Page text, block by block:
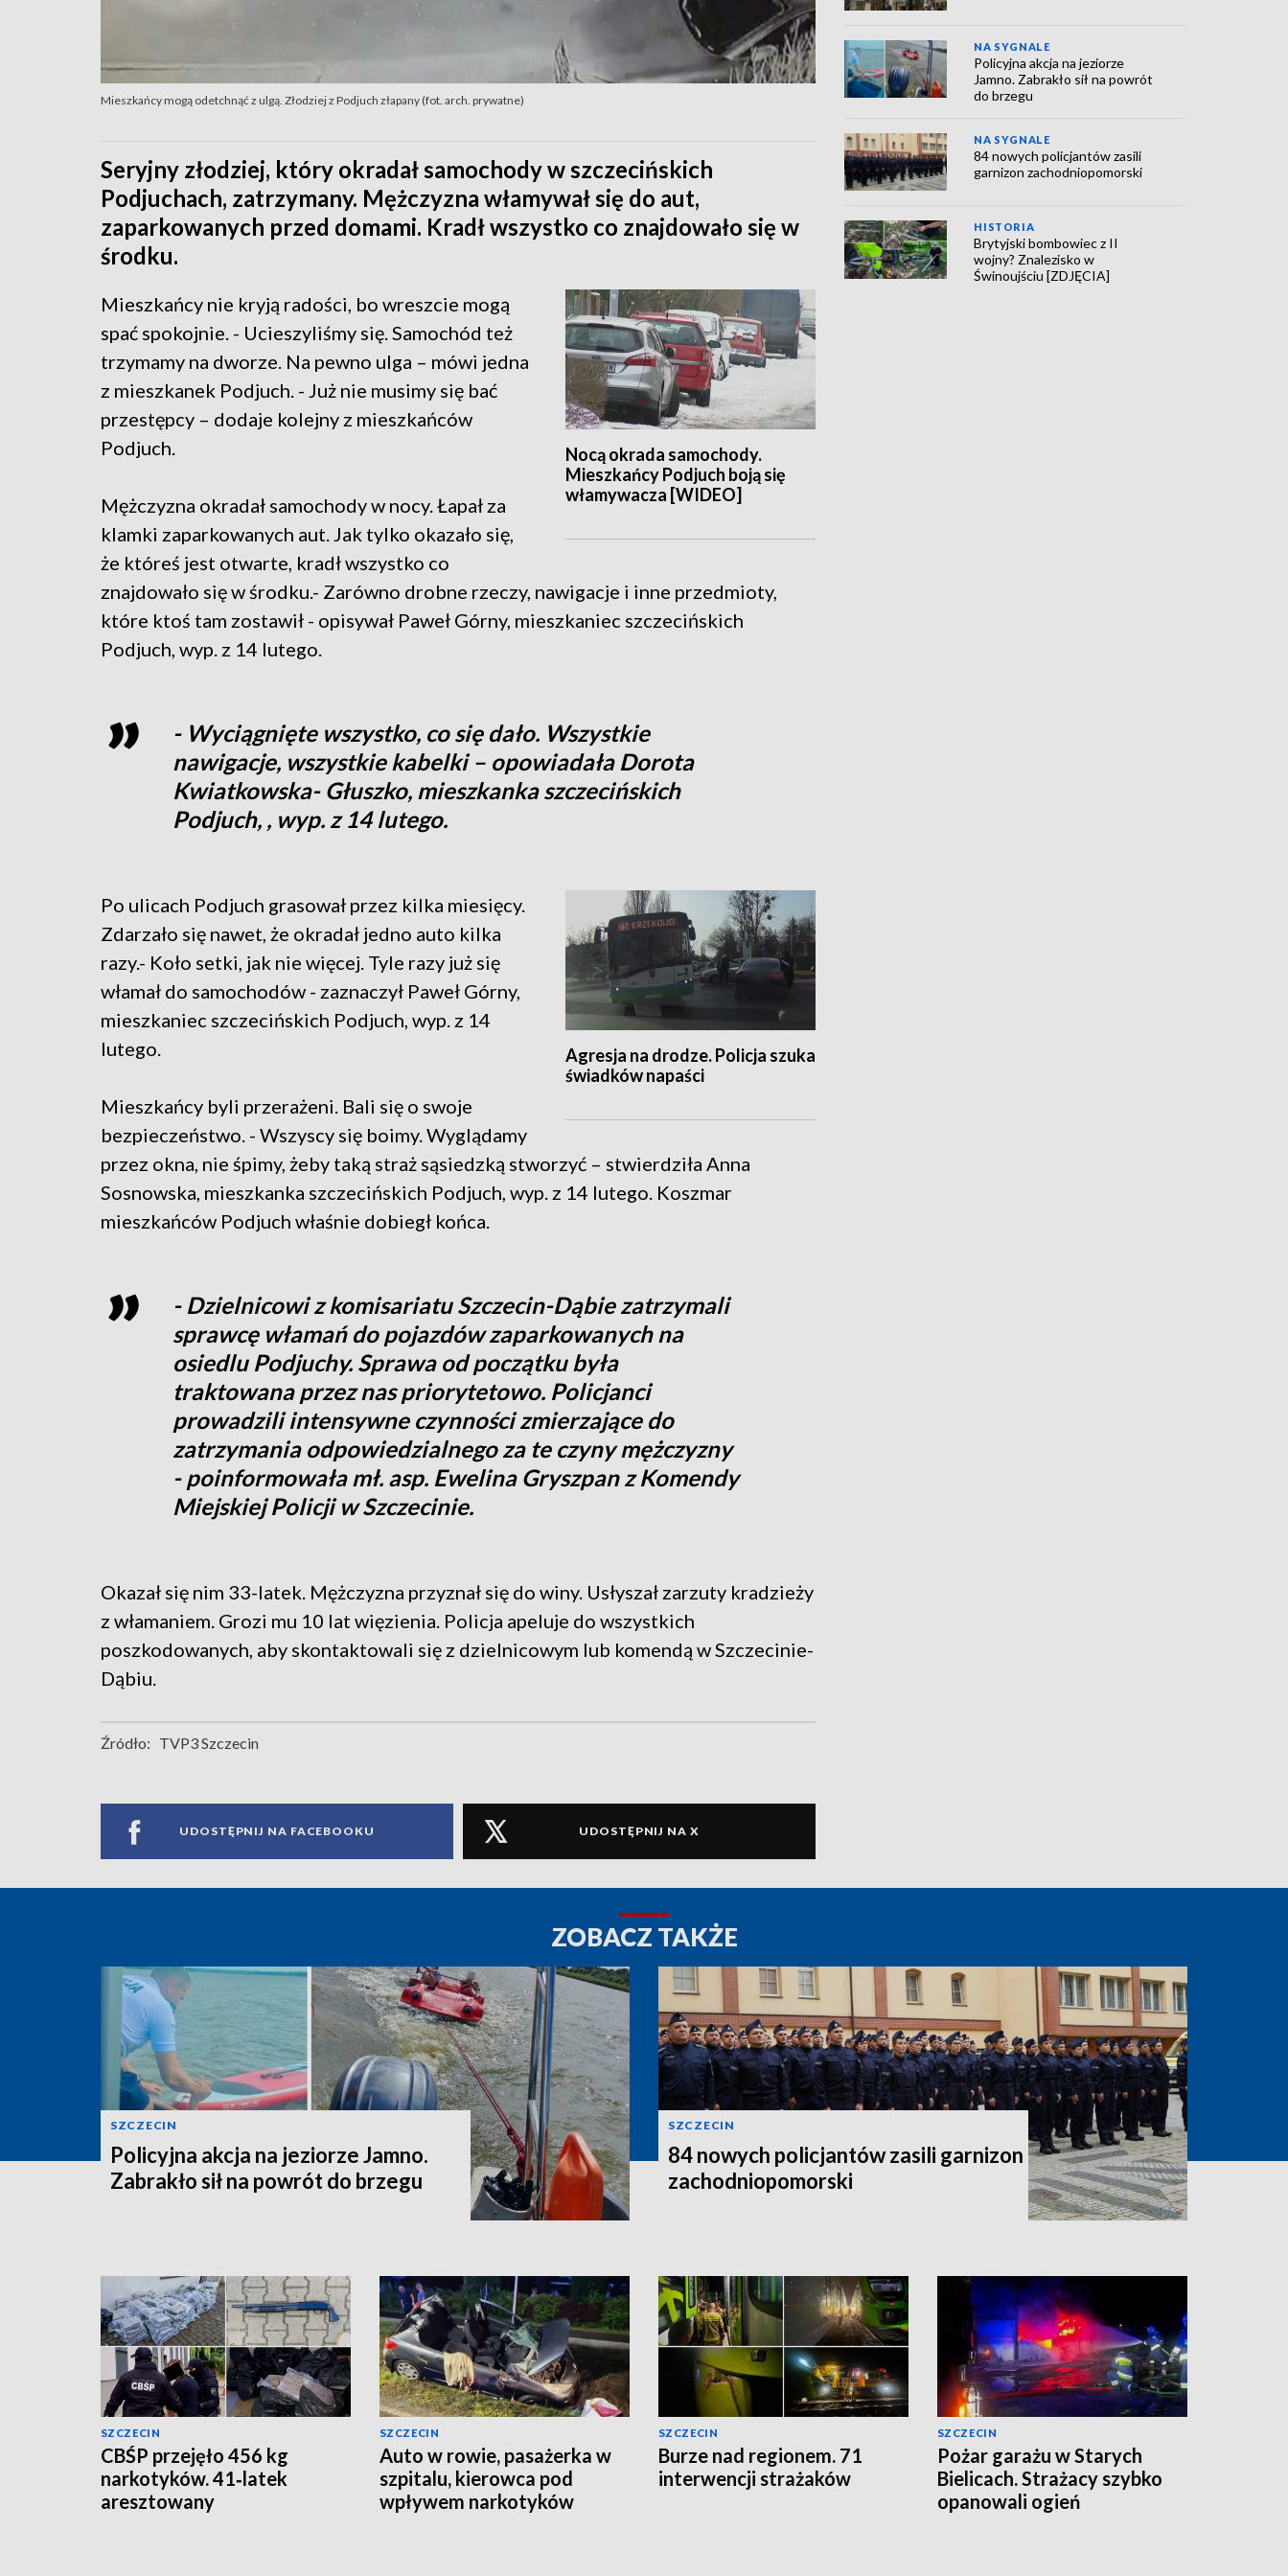
Mieszkańcy mogą odetchnąć z ulgą. Złodziej z Podjuch złapany (fot. arch. prywatne)
Seryjny złodziej, który okradał samochody w szczecińskich
Podjuchach, zatrzymany. Mężczyzna włamywał się do aut,
zaparkowanych przed domami. Kradł wszystko co znajdowało się w
środku.
Nocą okrada samochody.
Mieszkańcy Podjuch boją się
włamywacza [WIDEO]
Mieszkańcy nie kryją radości, bo wreszcie mogą
spać spokojnie. - Ucieszyliśmy się. Samochód też
trzymamy na dworze. Na pewno ulga – mówi jedna
z mieszkanek Podjuch. - Już nie musimy się bać
przestępcy – dodaje kolejny z mieszkańców
Podjuch.
Mężczyzna okradał samochody w nocy. Łapał za
klamki zaparkowanych aut. Jak tylko okazało się,
że któreś jest otwarte, kradł wszystko co
znajdowało się w środku.- Zarówno drobne rzeczy, nawigacje i inne przedmioty,
które ktoś tam zostawił - opisywał Paweł Górny, mieszkaniec szczecińskich
Podjuch, wyp. z 14 lutego.
- Wyciągnięte wszystko, co się dało. Wszystkie
nawigacje, wszystkie kabelki – opowiadała Dorota
Kwiatkowska- Głuszko, mieszkanka szczecińskich
Podjuch, , wyp. z 14 lutego.
Agresja na drodze. Policja szuka
świadków napaści
Po ulicach Podjuch grasował przez kilka miesięcy.
Zdarzało się nawet, że okradał jedno auto kilka
razy.- Koło setki, jak nie więcej. Tyle razy już się
włamał do samochodów - zaznaczył Paweł Górny,
mieszkaniec szczecińskich Podjuch, wyp. z 14
lutego.
Mieszkańcy byli przerażeni. Bali się o swoje
bezpieczeństwo. - Wszyscy się boimy. Wyglądamy
przez okna, nie śpimy, żeby taką straż sąsiedzką stworzyć – stwierdziła Anna
Sosnowska, mieszkanka szczecińskich Podjuch, wyp. z 14 lutego. Koszmar
mieszkańców Podjuch właśnie dobiegł końca.
- Dzielnicowi z komisariatu Szczecin-Dąbie zatrzymali
sprawcę włamań do pojazdów zaparkowanych na
osiedlu Podjuchy. Sprawa od początku była
traktowana przez nas priorytetowo. Policjanci
prowadzili intensywne czynności zmierzające do
zatrzymania odpowiedzialnego za te czyny mężczyzny
- poinformowała mł. asp. Ewelina Gryszpan z Komendy
Miejskiej Policji w Szczecinie.
Okazał się nim 33-latek. Mężczyzna przyznał się do winy. Usłyszał zarzuty kradzieży
z włamaniem. Grozi mu 10 lat więzienia. Policja apeluje do wszystkich
poszkodowanych, aby skontaktowali się z dzielnicowym lub komendą w Szczecinie-
Dąbiu.
Źródło: TVP3 Szczecin
UDOSTĘPNIJ NA FACEBOOKU UDOSTĘPNIJ NA X
NA SYGNALE
Policyjna akcja na jeziorze
Jamno. Zabrakło sił na powrót
do brzegu
NA SYGNALE
84 nowych policjantów zasili
garnizon zachodniopomorski
HISTORIA
Brytyjski bombowiec z II
wojny? Znalezisko w
Świnoujściu [ZDJĘCIA]
ZOBACZ TAKŻE
SZCZECIN
Policyjna akcja na jeziorze Jamno.
Zabrakło sił na powrót do brzegu
SZCZECIN
84 nowych policjantów zasili garnizon
zachodniopomorski
SZCZECIN
CBŚP przejęło 456 kg
narkotyków. 41‑latek
aresztowany
SZCZECIN
Auto w rowie, pasażerka w
szpitalu, kierowca pod
wpływem narkotyków
SZCZECIN
Burze nad regionem. 71
interwencji strażaków
SZCZECIN
Pożar garażu w Starych
Bielicach. Strażacy szybko
opanowali ogień